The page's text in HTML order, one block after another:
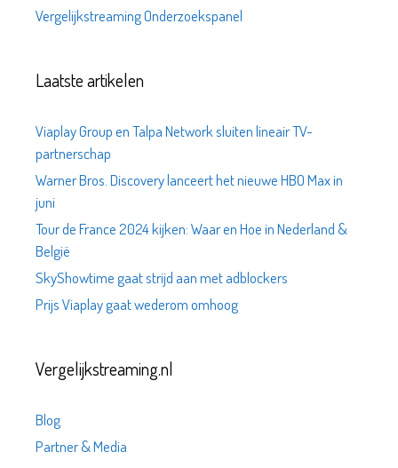
Vergelijkstreaming Onderzoekspanel
Laatste artikelen
Viaplay Group en Talpa Network sluiten lineair TV-
partnerschap
Warner Bros. Discovery lanceert het nieuwe HBO Max in
juni
Tour de France 2024 kijken: Waar en Hoe in Nederland &
België
SkyShowtime gaat strijd aan met adblockers
Prijs Viaplay gaat wederom omhoog
Vergelijkstreaming.nl
Blog
Partner & Media